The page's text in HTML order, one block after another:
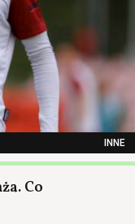
INNE
Co